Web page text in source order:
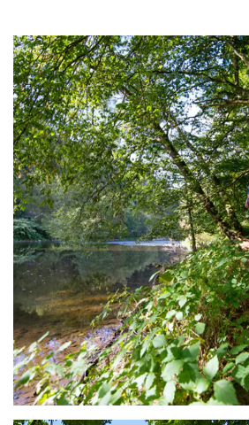
n
o
p
L
i
n
k
e
d